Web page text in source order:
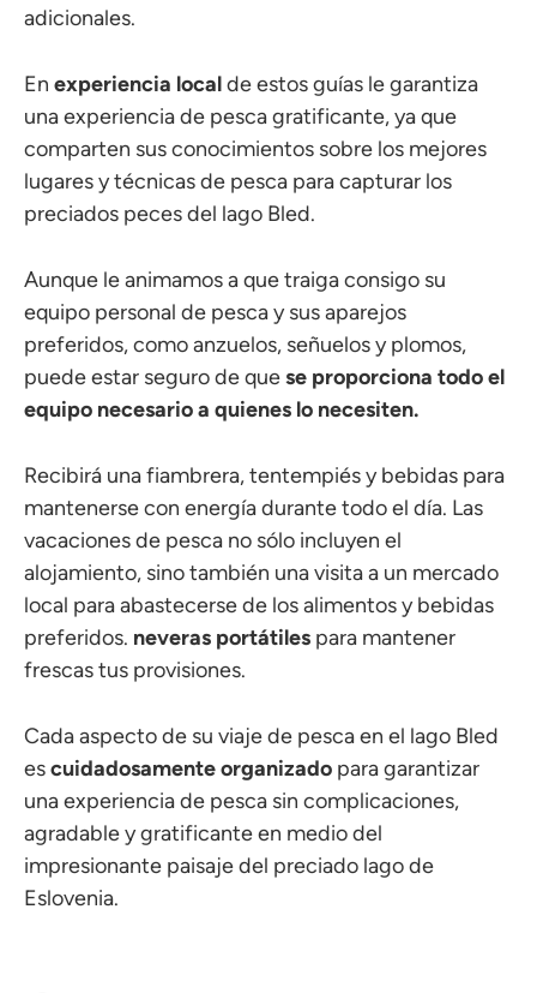
adicionales.
En experiencia localde estos guías le garantiza
una experiencia de pesca gratificante, ya que
comparten sus conocimientos sobre los mejores
lugares y técnicas de pesca para capturar los
preciados peces del lago Bled.
Aunque le animamos a que traiga consigo su
equipo personal de pesca y sus aparejos
preferidos, como anzuelos, señuelos y plomos,
puede estar seguro de quese proporciona todo el
equipo necesario a quienes lo necesiten.
Recibirá una fiambrera, tentempiés y bebidas para
mantenerse con energía durante todo el día. Las
vacaciones de pesca no sólo incluyen el
alojamiento, sino también una visita a un mercado
local para abastecerse de los alimentos y bebidas
preferidos. neveras portátiles para mantener
frescas tus provisiones.
Cada aspecto de su viaje de pesca en el lago Bled
escuidadosamente organizado para garantizar
una experiencia de pesca sin complicaciones,
agradable y gratificante en medio del
impresionante paisaje del preciado lago de
Eslovenia.